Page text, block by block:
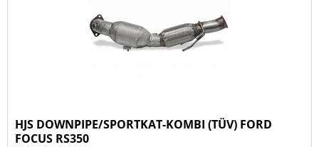
HJS DOWNPIPE/SPORTKAT-KOMBI (TÜV) FORD
FOCUS RS350